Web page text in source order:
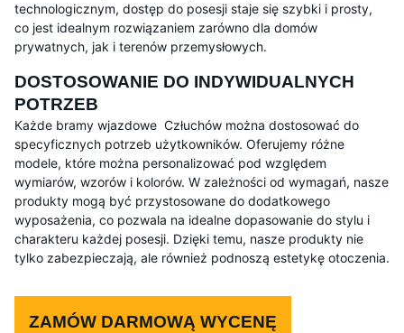
technologicznym, dostęp do posesji staje się szybki i prosty,
co jest idealnym rozwiązaniem zarówno dla domów
prywatnych, jak i terenów przemysłowych.
DOSTOSOWANIE DO INDYWIDUALNYCH
POTRZEB
Każde bramy wjazdowe Człuchów można dostosować do
specyficznych potrzeb użytkowników. Oferujemy różne
modele, które można personalizować pod względem
wymiarów, wzorów i kolorów. W zależności od wymagań, nasze
produkty mogą być przystosowane do dodatkowego
wyposażenia, co pozwala na idealne dopasowanie do stylu i
charakteru każdej posesji. Dzięki temu, nasze produkty nie
tylko zabezpieczają, ale również podnoszą estetykę otoczenia.
ZAMÓW DARMOWĄ WYCENĘ